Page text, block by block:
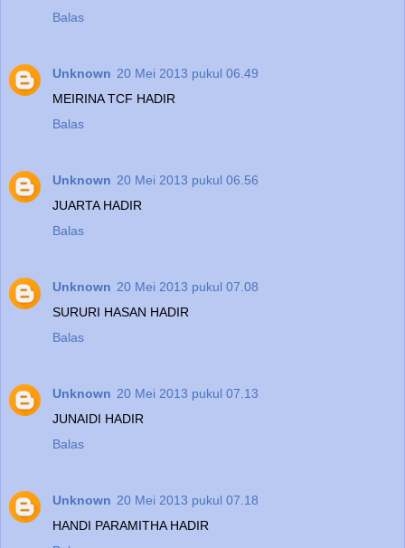
Balas
Unknown 20 Mei 2013 pukul 06.49
MEIRINA TCF HADIR
Balas
Unknown 20 Mei 2013 pukul 06.56
JUARTA HADIR
Balas
Unknown 20 Mei 2013 pukul 07.08
SURURI HASAN HADIR
Balas
Unknown 20 Mei 2013 pukul 07.13
JUNAIDI HADIR
Balas
Unknown 20 Mei 2013 pukul 07.18
HANDI PARAMITHA HADIR